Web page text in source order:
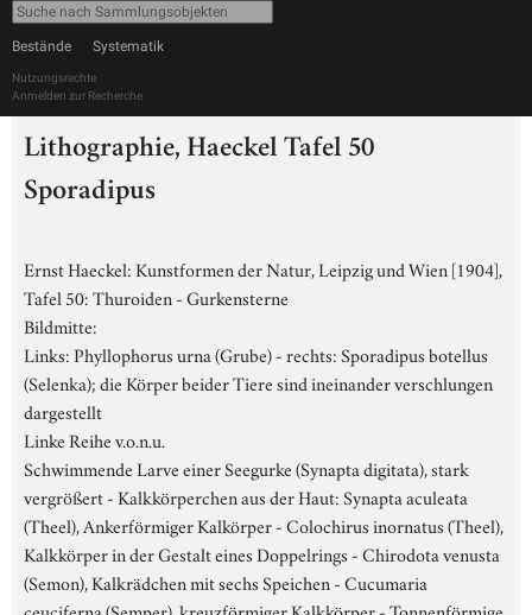
Bestände Systematik
Nutzungsrechte
Anmelden zur Recherche
Lithographie, Haeckel Tafel 50
Sporadipus
Ernst Haeckel: Kunstformen der Natur, Leipzig und Wien [1904],
Tafel 50: Thuroiden - Gurkensterne
Bildmitte:
Links: Phyllophorus urna (Grube) - rechts: Sporadipus botellus
(Selenka); die Körper beider Tiere sind ineinander verschlungen
dargestellt
Linke Reihe v.o.n.u.
Schwimmende Larve einer Seegurke (Synapta digitata), stark
vergrößert - Kalkkörperchen aus der Haut: Synapta aculeata
(Theel), Ankerförmiger Kalkörper - Colochirus inornatus (Theel),
Kalkkörper in der Gestalt eines Doppelrings - Chirodota venusta
(Semon), Kalkrädchen mit sechs Speichen - Cucumaria
ceuciferna (Semper), kreuzförmiger Kalkkörper - Tonnenförmige